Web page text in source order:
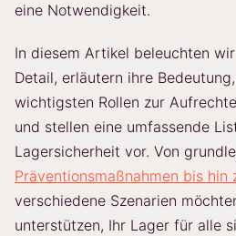
eine Notwendigkeit.
In diesem Artikel beleuchten
Detail, erläutern ihre
wichtigsten Rollen zur
und stellen eine umfassende
Lagersicherheit vor. Von
Präventionsmaßnahmen bis hin
verschiedene Szenarien
unterstützen, Ihr Lager für alle